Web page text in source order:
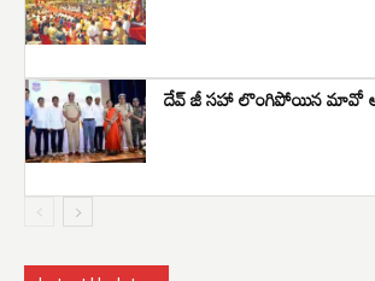
దేవ్ జీ సహా లొంగిపోయిన మావో